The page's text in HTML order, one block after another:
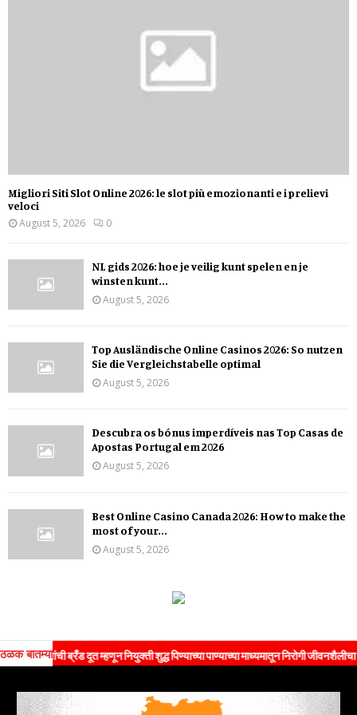
Migliori Siti Slot Online 2026: le slot più emozionanti e i prelievi
veloci
August 5, 2026
0
NL gids 2026: hoe je veilig kunt spelen en je
winsten kunt...
August 5, 2026
Top Ausländische Online Casinos 2026: So nutzen
Sie die Vergleichstabelle optimal
August 5, 2026
Descubra os bónus imperdíveis nas Top Casas de
Apostas Portugal em 2026
August 5, 2026
Best Online Casino Canada 2026: How to make the
most of your...
August 5, 2026
ठळक बातम्या
ब्रँड दूत म्हणून नियुक्ती शुद्ध पिण्याच्या पाण्याच्या माध्यमातून निरोगी जीवनशैलीचा संदेश